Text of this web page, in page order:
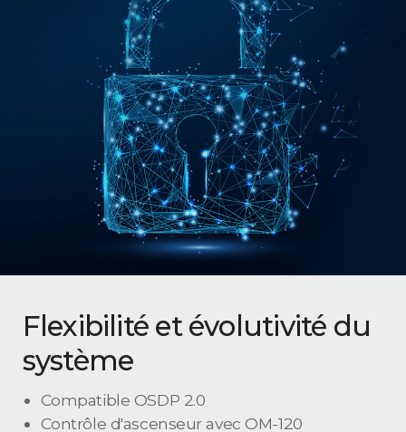
Flexibilité et évolutivité du
système
Compatible OSDP 2.0
Contrôle d'ascenseur avec OM-120